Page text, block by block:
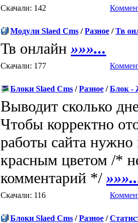
Скачали: 142
Модули Slaed Cms /Разное /Тв
Тв онлайн »»»...
Скачали: 177
Блоки Slaed Cms /Разное /Блок -
Выводит сколько
Чтобы корректно
работы сайта нужно
красным цветом /*
комментарий */
Скачали: 116
Блоки Slaed Cms /Разное /